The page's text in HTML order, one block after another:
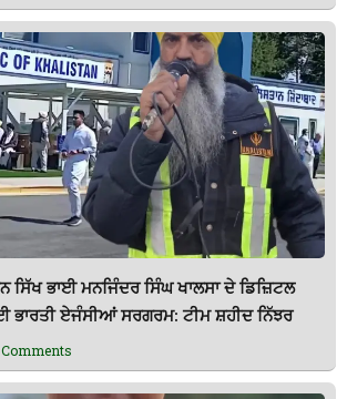
ਸਿੱਖ ਭਾਈ ਮਨਜਿੰਦਰ ਸਿੰਘ ਖਾਲਸਾ ਦੇ ਡਿਜ਼ਿਟਲ
ਭਾਰਤੀ ਏਜੰਸੀਆਂ ਸਰਗਰਮ: ਟੀਮ ਸ਼ਹੀਦ ਨਿੱਝਰ